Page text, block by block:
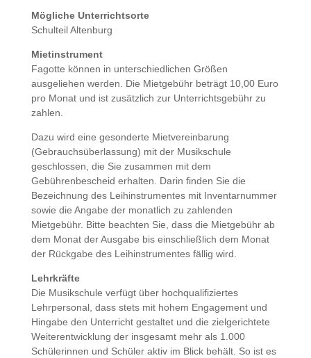
Mögliche Unterrichtsorte
Schulteil Altenburg
Mietinstrument
Fagotte können in unterschiedlichen Größen
ausgeliehen werden. Die Mietgebühr beträgt 10,00 Euro
pro Monat und ist zusätzlich zur Unterrichtsgebühr zu
zahlen.
Dazu wird eine gesonderte Mietvereinbarung
(Gebrauchsüberlassung) mit der Musikschule
geschlossen, die Sie zusammen mit dem
Gebührenbescheid erhalten. Darin finden Sie die
Bezeichnung des Leihinstrumentes mit Inventarnummer
sowie die Angabe der monatlich zu zahlenden
Mietgebühr. Bitte beachten Sie, dass die Mietgebühr ab
dem Monat der Ausgabe bis einschließlich dem Monat
der Rückgabe des Leihinstrumentes fällig wird.
Lehrkräfte
Die Musikschule verfügt über hochqualifiziertes
Lehrpersonal, dass stets mit hohem Engagement und
Hingabe den Unterricht gestaltet und die zielgerichtete
Weiterentwicklung der insgesamt mehr als 1.000
Schülerinnen und Schüler aktiv im Blick behält. So ist es